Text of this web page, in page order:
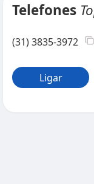
Telefones
(31) 3835-3972
Ligar